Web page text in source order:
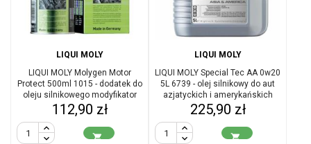
LIQUI MOLY
LIQUI MOLY Molygen Motor
Protect 500ml 1015 - dodatek do
oleju silnikowego modyfikator
tarcia
Cena
112,90 zł

LIQUI MOLY
LIQUI MOLY Special Tec AA 0w20
5L 6739 - olej silnikowy do aut
azjatyckich i amerykańskich
Cena
225,90 zł
